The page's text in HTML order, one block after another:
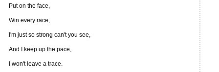
Put on the face,
Win every race,
I'm just so strong can't you see,
And I keep up the pace,
I won't leave a trace.